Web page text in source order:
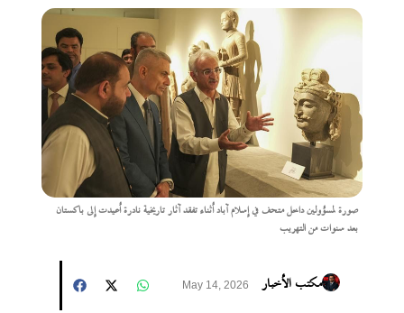
صورة لمسؤولين داخل متحف في إسلام آباد أثناء تفقد آثار تاريخية نادرة أعيدت إلى باكستان
بعد سنوات من التهريب
مكتب الأخبار May 14, 2026